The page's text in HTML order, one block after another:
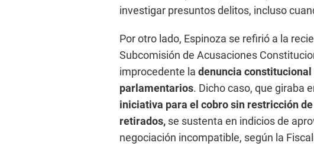
investigar presuntos delitos, incluso
Por otro lado, Espinoza se refirió a la
Subcomisión de Acusaciones
improcedente la denuncia
parlamentarios. Dicho caso, que giraba
iniciativa para el cobro sin restricción
retirados, se sustenta en indicios de
negociación incompatible, según la